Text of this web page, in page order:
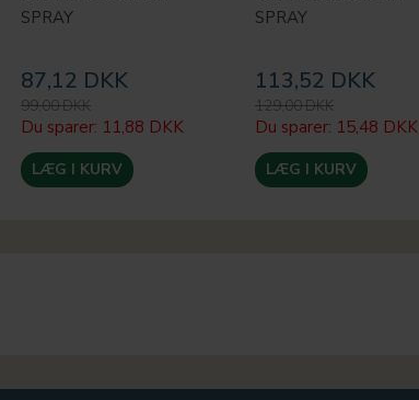
SPRAY
87,12 DKK
99,00 DKK
Du sparer: 11,88 DKK
LÆG I KURV
SPRAY
113,52 DKK
129,00 DKK
Du sparer: 15,48 DKK
LÆG I KURV